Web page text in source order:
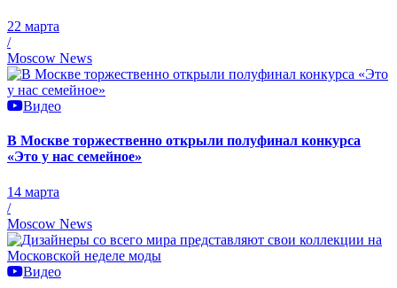
22 марта
/
Moscow News
Видео
В Москве торжественно открыли полуфинал конкурса
«Это у нас семейное»
14 марта
/
Moscow News
Видео